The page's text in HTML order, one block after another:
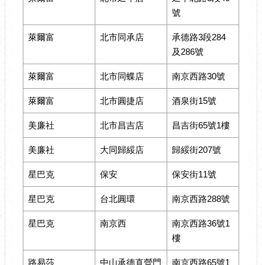
號
萊爾富 北市同承店
承德路3段284
及286號
萊爾富 北市同蝶店 南京西路30號
萊爾富 北市圓捷店 酒泉街15號
美廉社 北市昌吉店 昌吉街65號1樓
美廉社 大同歸綏店 歸綏街207號
星巴克 保安 保安街11號
星巴克 台北圓環 南京西路288號
星巴克 南京西
南京西路36號1
樓
路易莎
中山承德直營門
南京西路65號1